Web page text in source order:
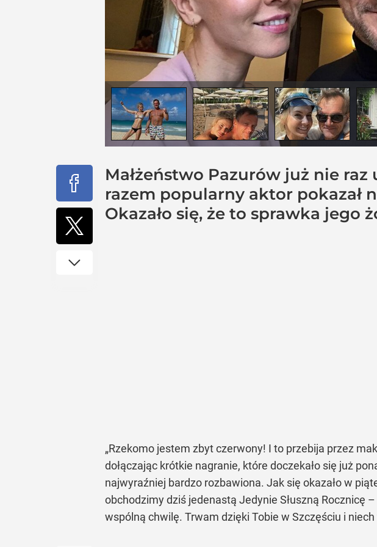
Małżeństwo Pazurów już nie
razem popularny aktor pokazał
Okazało się, że to sprawka jego
„Rzekomo jestem zbyt czerwony! I to przebija przez
dołączając krótkie nagranie, które doczekało się już
najwyraźniej bardzo rozbawiona. Jak się okazało w
obchodzimy dziś jedenastą Jedynie Słuszną Rocznicę
wspólną chwilę. Trwam dzięki Tobie w Szczęściu i